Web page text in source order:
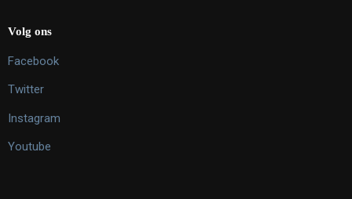
Volg ons
Facebook
Twitter
Instagram
Youtube